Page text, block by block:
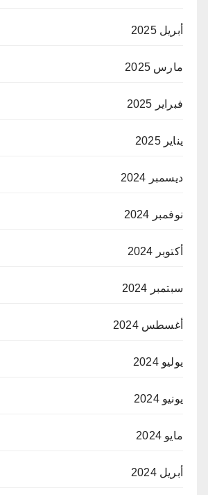
أبريل 2025
مارس 2025
فبراير 2025
يناير 2025
ديسمبر 2024
نوفمبر 2024
أكتوبر 2024
سبتمبر 2024
أغسطس 2024
يوليو 2024
يونيو 2024
مايو 2024
أبريل 2024